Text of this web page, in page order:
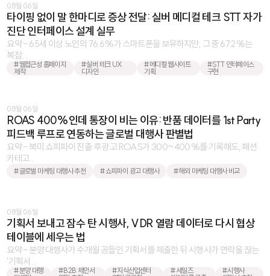
08월 06일
타이핑 없이 말 한마디로 증상 전달: 실버 메디컬 테크 STT 자가
진단 인터페이스 설계 실무
요약 - 65세 이상 노인의 76.6%가 스마트폰을 보유하지만, 그 중 67.2%는
복잡 ...
#웹접근성 홈페이지
제작
#실버 테크 UX
디자인
#메디컬 웹사이트
기획
#STT 인터페이스
구현
08월 06일
ROAS 400%인데 통장이 비는 이유: 반품 데이터를 1st Party
피드백 루프로 연동하는 글로벌 대행사 판별법
요약 - 북미 쇼피파이 진출 후 광고 ROAS가 300~400%를 기록해도, 패션
카테고 ...
#글로벌 마케팅 대행사 추천 #쇼피파이 광고 대행사 #해외 마케팅 대행사 비교
08월 06일
기획서 보내고 잠수 탄 시행사, VDR 열람 데이터로 다시 협상
테이블에 세우는 법
요약 - 분양 대행사가 수개월 공들인 기획서를 제출한 뒤 시행사가 연락을 끊는
'기획서 ...
#분양 대행
#B2B 제안서
#지식산업센터
#세일즈
#시행사